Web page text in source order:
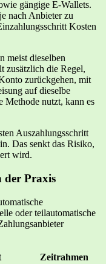
gängige E-Wallets.
nach Anbieter zu
Kosten
meist dieselben
zusätzlich die Regel,
zurückgehen, mit
auf dieselbe
Methode nutzt, kann es
Auszahlungsschritt
Das senkt das Risiko,
wird.
der Praxis
oder teilautomatische
Zeitrahmen